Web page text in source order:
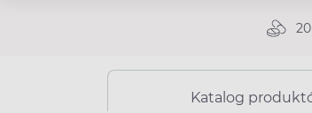
Katalog